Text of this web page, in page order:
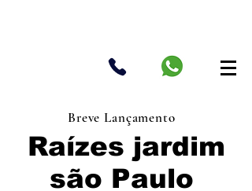
Breve Lançamento
Raízes jardim
são Paulo